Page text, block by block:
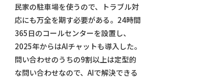
民家の駐車場を使うので、トラブル対
応にも万全を期す必要がある。24時間
365日のコールセンターを設置し、
2025年からはAIチャットも導入した。
問い合わせのうちの9割以上は定型的
な問い合わせなので、AIで解決できる